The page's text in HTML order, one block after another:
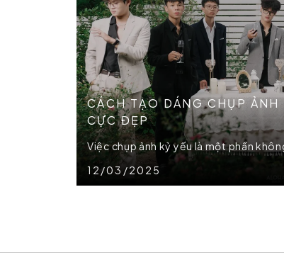
CÁCH TẠO DÁNG CHỤP
CỰC ĐẸP
12/03/2025
Việc chụp ảnh kỷ yếu là một phần